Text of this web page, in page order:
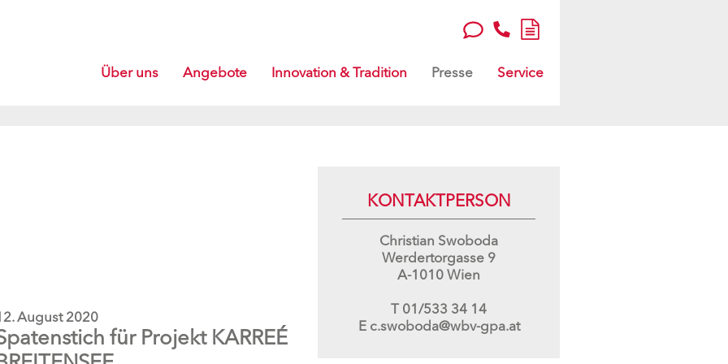
Über uns Angebote Innovation & Tradition Presse Service
August 2020
für Projekt KARREÉ
KONTAKTPERSON
Christian Swoboda
Werdertorgasse 9
A-1010 Wien
T 01/533 34 14
E c.swoboda@wbv-gpa.at